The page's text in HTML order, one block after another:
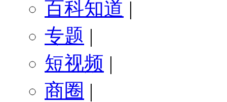
百科知道 |
专题 |
短视频 |
商圈 |